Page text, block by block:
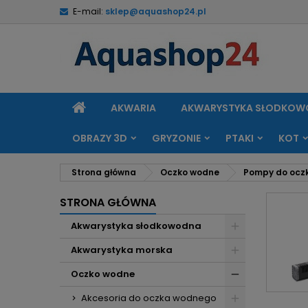
E-mail: sklep@aquashop24.pl
STRONAAKWARIA AKWARYSTYKA
OBRAZY 3D GRYZONIE PTAKI KOT
Strona główna Oczko wodne Pompy do
STRONA GŁÓWNA
Akwarystyka słodkowodna
Akwarystyka morska
Oczko wodne
Akcesoria do oczka wodnego